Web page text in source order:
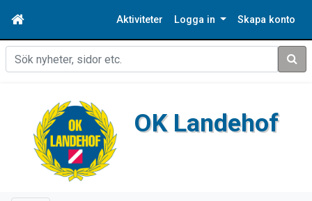
Aktiviteter Logga in Skapa konto
Sök
OK Landehof